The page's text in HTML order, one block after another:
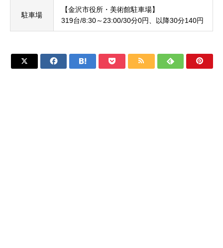
駐車場
【金沢市役所・美術館駐車場】
319台/8:30～23:00/30分0円、以降30分140円
      